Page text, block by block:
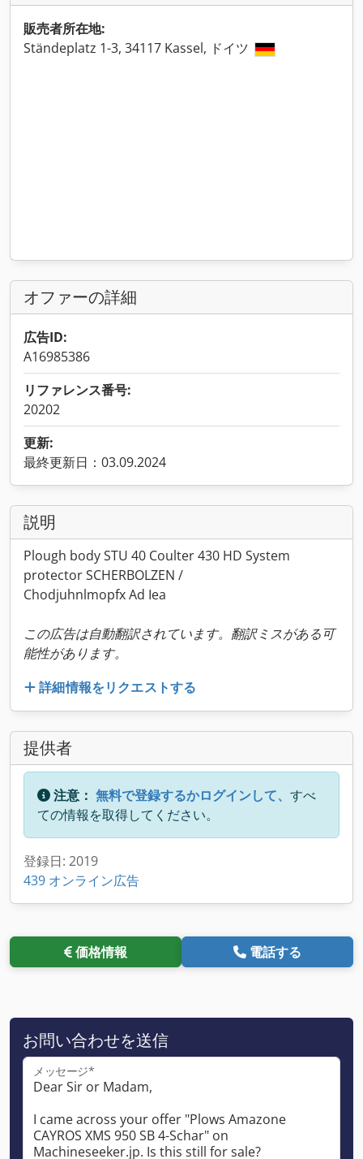
販売者所在地:
Ständeplatz 1-3, 34117 Kassel, ドイツ
オファーの詳細
広告ID:
A16985386
リファレンス番号:
20202
更新:
最終更新日：03.09.2024
説明
Plough body STU 40 Coulter 430 HD System
protector SCHERBOLZEN /
Chodjuhnlmopfx Ad Iea
この広告は自動翻訳されています。翻訳ミスがある可
能性があります。
詳細情報をリクエストする
提供者
注意： 無料で登録するかログインして、 すべ
ての情報を取得してください。
登録日: 2019
439 オンライン広告
価格情報 電話する
お問い合わせを送信
メッセージ*